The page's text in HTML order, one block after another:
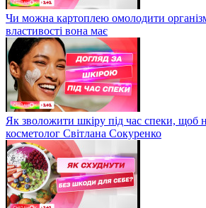
Чи можна картоплею омолодити організм
властивості вона має
Як зволожити шкіру під час спеки, щоб
косметолог Світлана Сокуренко